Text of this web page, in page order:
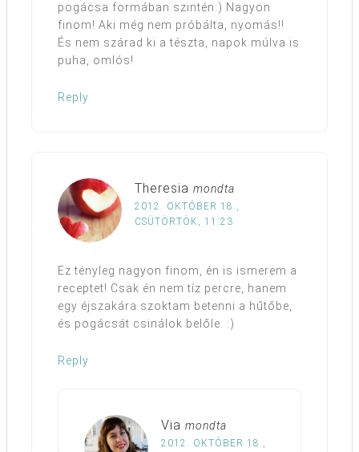
pogácsa formában szintén:) Nagyon
finom! Aki még nem próbálta, nyomás!!
És nem szárad ki a tészta, napok múlva is
puha, omlós!
Reply
Theresia mondta
2012. OKTÓBER 18.,
CSÜTÖRTÖK, 11:23
Ez tényleg nagyon finom, én is ismerem a
receptet! Csak én nem tíz percre, hanem
egy éjszakára szoktam betenni a hűtőbe,
és pogácsát csinálok belőle. :)
Reply
Via mondta
2012. OKTÓBER 18.,